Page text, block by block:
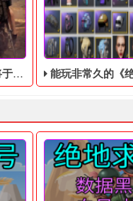
！ 绝地求生白号： 四无
2036年，世界上
相 能玩非常久的《绝